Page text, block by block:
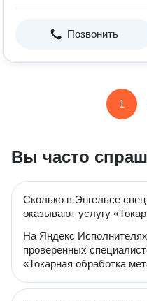
Позвонить
1
Вы часто
Сколько в Энгельсе
оказывают услугу
На Яндекс
проверенных
«Токарная обработка